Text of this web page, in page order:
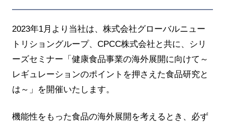
2023年1月より当社は、株式会社グローバルニュー
トリショングループ、CPCC株式会社と共に、シリ
ーズセミナー「健康食品事業の海外展開に向けて～
レギュレーションのポイントを押さえた食品研究と
は～」を開催いたします。
機能性をもった食品の海外展開を考えるとき、必ず